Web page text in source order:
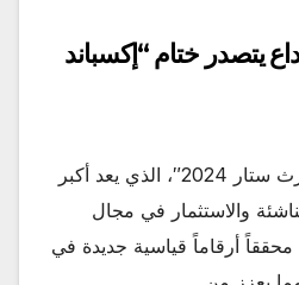
يتصدر ختام “إكسباند
اختتم معرض “إكسباند نورث ستار 2024″، الذي يعد أكبر
والاستثمار في مجال
محققاً أرقاماً قياسية جديدة في